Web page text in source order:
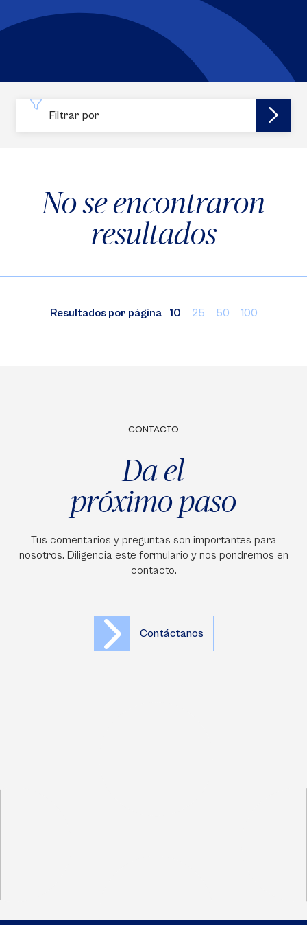
Filtrar por
No se encontraron
resultados
Resultados por página 10 25 50 100
CONTACTO
Da el
próximo paso
Tus comentarios y preguntas son importantes para
nosotros. Diligencia este formulario y nos pondremos en
contacto.
Contáctanos